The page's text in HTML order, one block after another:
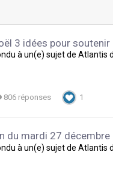
3 idées pour soutenir
à un(e) sujet deAtlantis
806 réponses 1
du mardi 27 décembre
à un(e) sujet deAtlantis